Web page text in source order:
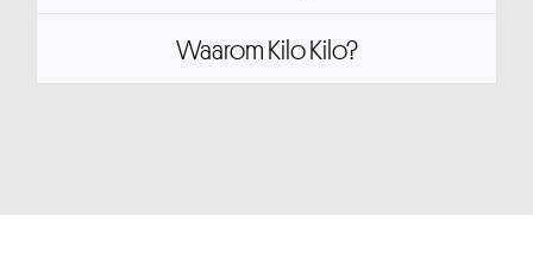
Waarom Kilo Kilo?